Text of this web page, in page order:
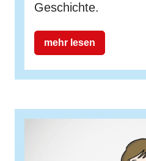
Geschichte.
mehr lesen